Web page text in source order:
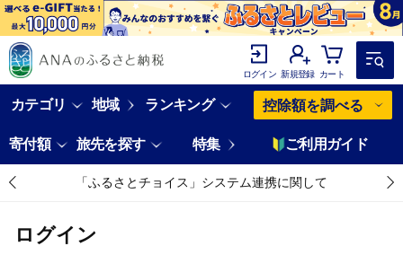
ログイン 新規登録 カート
カテゴリ 地域 ランキング 控除額を調べる
寄付額 旅先を探す 特集 ご利用ガイド
「ふるさとチョイス」システム連携に関して
ログイン